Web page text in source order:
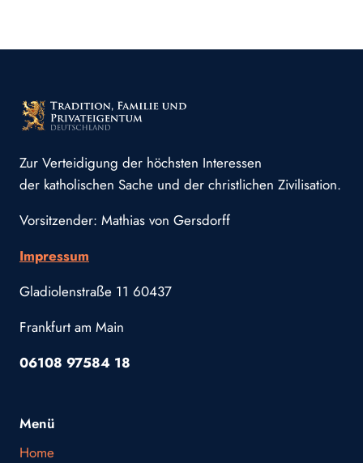
Zur Verteidigung der höchsten Interessen
der katholischen Sache und der christlichen Zivilisation.
Vorsitzender: Mathias von Gersdorff
Impressum
Gladiolenstraße 11 60437
Frankfurt am Main
06108 97584 18
Menü
Home